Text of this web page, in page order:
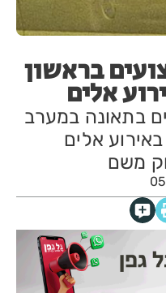
השבוע: 5 פצועים בראשון
אלים
4 פצועים בתאונה במערב
באירוע אלים
משם